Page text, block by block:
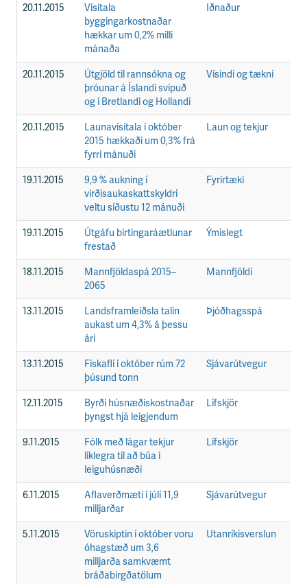
20.11.2015
Vísitala
byggingarkostnaðar
hækkar um 0,2% milli
mánaða
Iðnaður
20.11.2015
Útgjöld til rannsókna og
þróunar á Íslandi svipuð
og í Bretlandi og Hollandi
Vísindi og tækni
20.11.2015
Launavísitala í október
2015 hækkaði um 0,3% frá
fyrri mánuði
Laun og tekjur
19.11.2015
9,9 % aukning í
virðisaukaskattskyldri
veltu síðustu 12 mánuði
Fyrirtæki
19.11.2015
Útgáfu birtingaráætlunar
frestað
Ýmislegt
18.11.2015
Mannfjöldaspá 2015–
2065
Mannfjöldi
13.11.2015
Landsframleiðsla talin
aukast um 4,3% á þessu
ári
Þjóðhagsspá
13.11.2015
Fiskafli í október rúm 72
þúsund tonn
Sjávarútvegur
12.11.2015
Byrði húsnæðiskostnaðar
þyngst hjá leigjendum
Lífskjör
9.11.2015
Fólk með lágar tekjur
líklegra til að búa í
leiguhúsnæði
Lífskjör
6.11.2015
Aflaverðmæti í júlí 11,9
milljarðar
Sjávarútvegur
5.11.2015
Vöruskiptin í október voru
óhagstæð um 3,6
milljarða samkvæmt
bráðabirgðatölum
Utanríkisverslun